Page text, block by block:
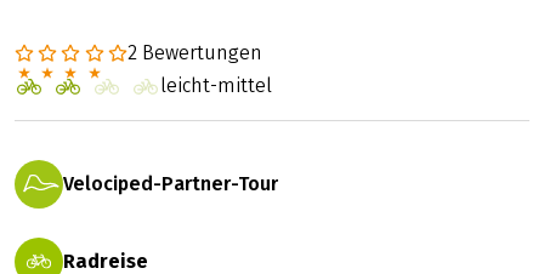
Radreise
Velociped-Partner-Tour
2 Bewertungen
leicht-mittel